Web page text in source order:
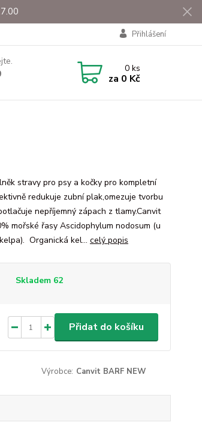
Přihlášení
0ks
za 0 Kč
stravy pro psy a kočky pro kompletní
redukuje zubní plak,omezuje tvorbu
nepříjemný zápach z tlamy.Canvit
mořské řasy Ascidophylum nodosum (u
Organická kel... celý popis
Skladem 62
Přidat do košíku
Výrobce: Canvit BARF NEW